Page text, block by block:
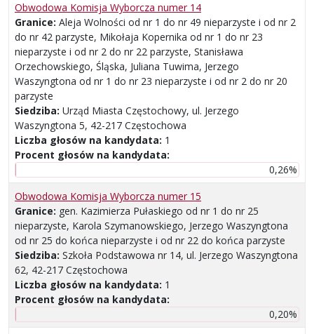
Obwodowa Komisja Wyborcza numer 14
Granice: Aleja Wolności od nr 1 do nr 49 nieparzyste i od nr 2
do nr 42 parzyste, Mikołaja Kopernika od nr 1 do nr 23
nieparzyste i od nr 2 do nr 22 parzyste, Stanisława
Orzechowskiego, Śląska, Juliana Tuwima, Jerzego
Waszyngtona od nr 1 do nr 23 nieparzyste i od nr 2 do nr 20
parzyste
Siedziba: Urząd Miasta Częstochowy, ul. Jerzego
Waszyngtona 5, 42-217 Częstochowa
Liczba głosów na kandydata: 1
Procent głosów na kandydata:
0,26%
Obwodowa Komisja Wyborcza numer 15
Granice: gen. Kazimierza Pułaskiego od nr 1 do nr 25
nieparzyste, Karola Szymanowskiego, Jerzego Waszyngtona
od nr 25 do końca nieparzyste i od nr 22 do końca parzyste
Siedziba: Szkoła Podstawowa nr 14, ul. Jerzego Waszyngtona
62, 42-217 Częstochowa
Liczba głosów na kandydata: 1
Procent głosów na kandydata:
0,20%